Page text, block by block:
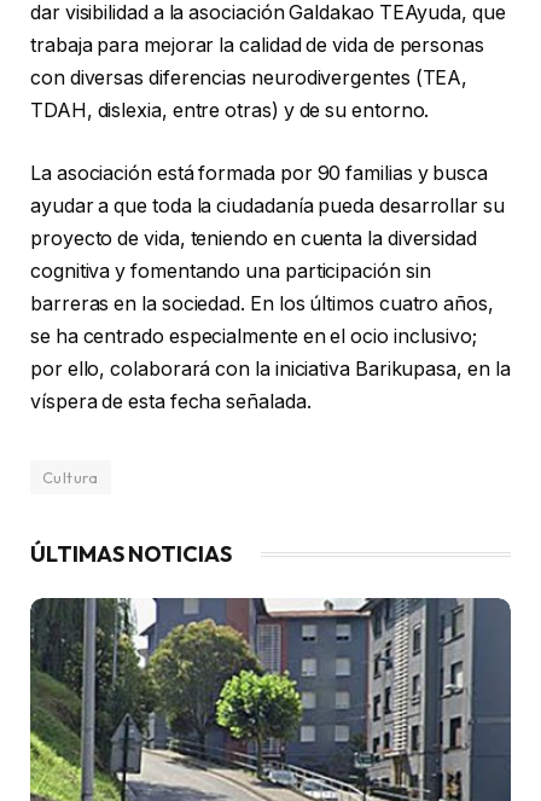
dar visibilidad a la asociación Galdakao TEAyuda, que
trabaja para mejorar la calidad de vida de personas
con diversas diferencias neurodivergentes (TEA,
TDAH, dislexia, entre otras) y de su entorno.
La asociación está formada por 90 familias y busca
ayudar a que toda la ciudadanía pueda desarrollar su
proyecto de vida, teniendo en cuenta la diversidad
cognitiva y fomentando una participación sin
barreras en la sociedad. En los últimos cuatro años,
se ha centrado especialmente en el ocio inclusivo;
por ello, colaborará con la iniciativa Barikupasa, en la
víspera de esta fecha señalada.
Cultura
ÚLTIMAS NOTICIAS